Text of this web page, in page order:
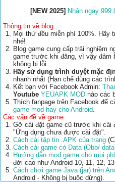
[NEW 2025] Nhận ngay
Thông tin về blog:
Mọi thứ đều miễn phí 100%. Hãy
nhé!
Blog game cung cấp trải nghiệm
game trước khi đăng, vì vậy đảm
không bị lỗi.
Hãy sử dụng trình duyệt mặc
nhanh nhất (Hạn chế dùng các
Kết bạn với Facebook Admin:
Youtube YEUAPK MOD nào các
Thích fanpage trên Facebook để
game mod hay cho Android.
Các vấn đề về game:
Gỡ cài đặt game cũ trước khi cài
"Ứng dụng chưa được cài đặt".
Cách cài tập tin .APK của trang
Cách cài game có Data (Obb/
Hướng dẫn mod game cho mọi
đời cao như Android 10, 11, 12,
Cách chơi game Java (jar) trên
Android - Không bị buộc dừng).